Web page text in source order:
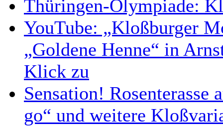
Thüringen-Olympiade:
YouTube: „Kloßburger
„Goldene Henne“ in
Klick zu
Sensation!
go“ und weitere